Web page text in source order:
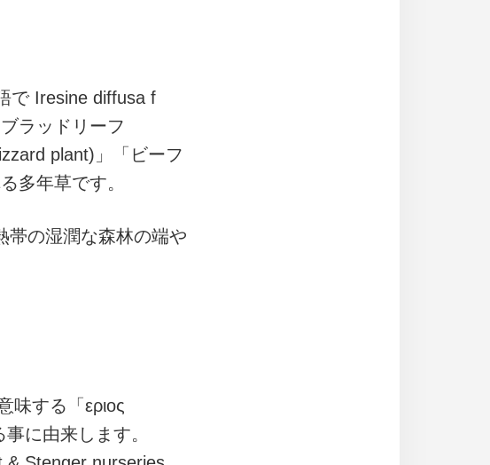
で Iresine diffusa f
ラッドリーフ
plant)」「ビーフ
多年草です。
帯の湿潤な森林の端や
味する「εριος
に由来します。